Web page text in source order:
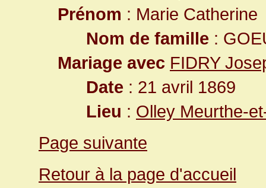
Prénom : Marie Catherine
Nom de famille :
Mariage avec FIDRY
Date : 21 avril 1869
Lieu : Olley Meurthe-
Page suivante
Retour à la page d'accueil